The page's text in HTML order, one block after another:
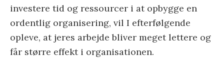
investere tid og ressourcer i at opbygge en
ordentlig organisering, vil I efterfølgende
opleve, at jeres arbejde bliver meget lettere og
får større effekt i organisationen.